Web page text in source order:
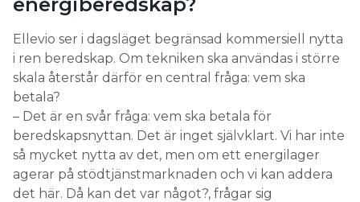
Ellevio ser i dagsläget begränsad kommersiell nytta
i ren beredskap. Om tekniken ska användas i större
skala återstår därför en central fråga: vem ska
betala?
– Det är en svår fråga: vem ska betala för
beredskapsnyttan. Det är inget självklart. Vi har inte
så mycket nytta av det, men om ett energilager
agerar på stödtjänstmarknaden och vi kan addera
det här. Då kan det var något?, frågar sig